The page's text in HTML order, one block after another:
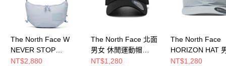
The North Face W
NEVER STOP
CROSSBODY 男女 側
NT$2,880
The North Face 北面
男女 休閒運動帽
NF0A7WHOJK3
NT$1,280
The North Face
HORIZON HAT
運動帽
NT$1,280